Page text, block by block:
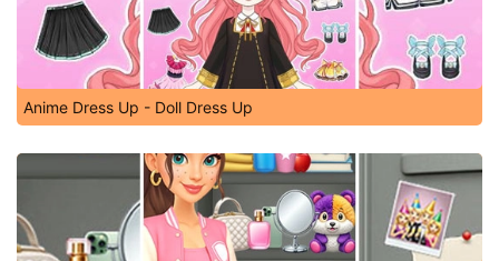
Anime Dress Up - Doll Dress Up